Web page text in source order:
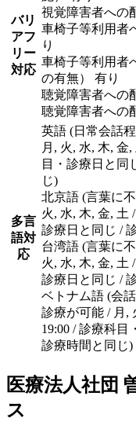
バリ
アフ
リー
対応
視覚障害者への
車椅子等利用者
り
車椅子等利用者
の有無） 有り
聴覚障害者への
聴覚障害者への
多言
語対
応
英語 (日常会話
月, 火, 水, 木, 金,
目・診療日と同
じ)
北京語 (言葉に
火, 水, 木, 金, 土
診療日と同じ /
台湾語 (言葉に
火, 水, 木, 金, 土
診療日と同じ /
ベトナム語 (会
診療が可能 / 月,
19:00 / 診療科目
診療時間と同じ)
医療法人社団
ス